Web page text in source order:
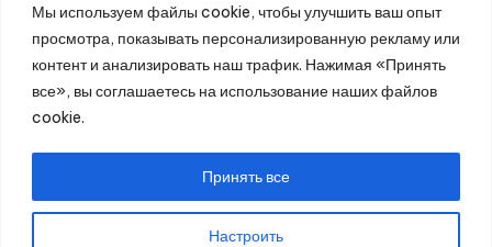
Мы используем файлы cookie, чтобы улучшить ваш опыт
просмотра, показывать персонализированную рекламу или
контент и анализировать наш трафик. Нажимая «Принять
все», вы соглашаетесь на использование наших файлов
cookie.
Настроить
Принять все
Январь 2024
Декабрь 2023
Октябрь 2023